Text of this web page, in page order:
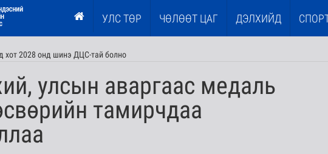
УЛС ТӨР ЧӨЛӨӨТ ЦАГ ДЭЛХИЙД
хот 2028 онд шинэ ДЦС-тай болно
улсын аваргаас медаль
тамирчдаа